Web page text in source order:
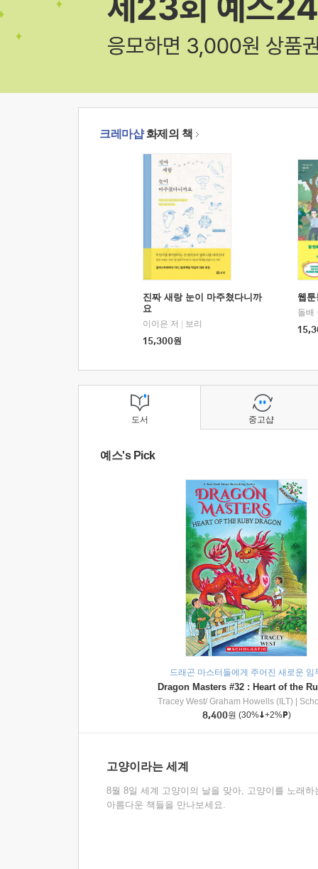
크레마샵화제의 책
진짜 새랑 눈이 마주쳤다니까
요
이이은 저
보리
15,300원
웹
돌배
도서
예스's Pick
드래곤 마스터들에게 주어진 새로운 임
Tracey West/ Graham Howells (ILT)
8,400원 (30% +2% )
고양이라는 세계
8월 8일 세계 고양이의 날을 맞아, 고양이를 노래하
아름다운 책들을 만나보세요.
중고샵